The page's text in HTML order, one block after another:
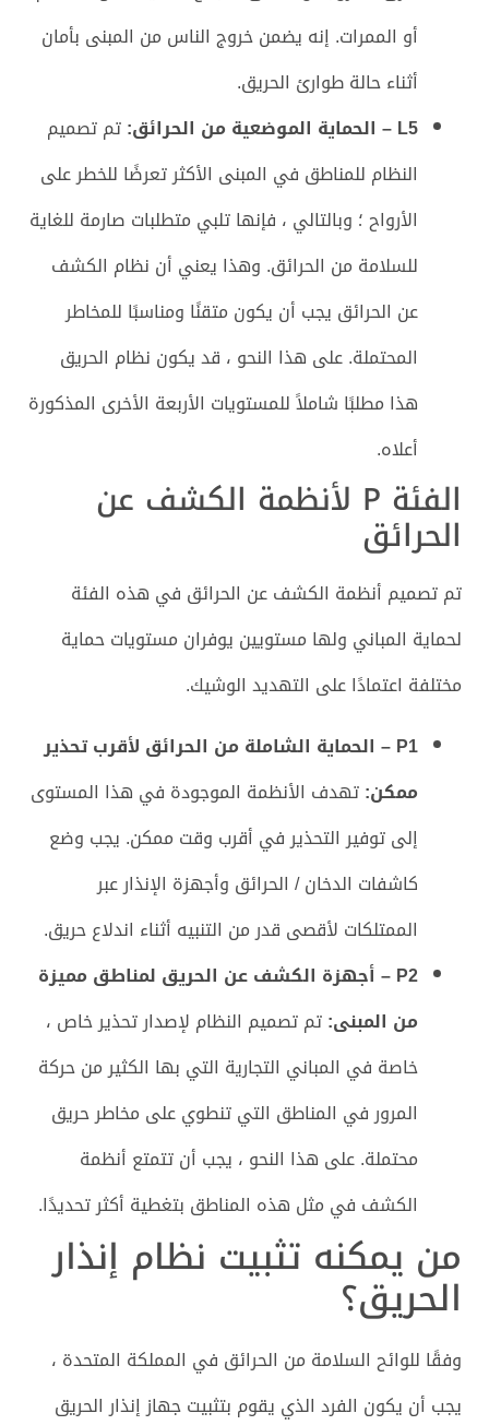
أو الممرات. إنه يضمن خروج الناس من المبنى بأمان
أثناء حالة طوارئ الحريق.
L5 – الحماية الموضعية من الحرائق:
تم تصميم
النظام للمناطق في المبنى الأكثر تعرضًا للخطر على
الأرواح ؛ وبالتالي ، فإنها تلبي متطلبات صارمة للغاية
للسلامة من الحرائق. وهذا يعني أن نظام الكشف
عن الحرائق يجب أن يكون متقنًا ومناسبًا للمخاطر
المحتملة. على هذا النحو ، قد يكون نظام الحريق
هذا مطلبًا شاملاً للمستويات الأربعة الأخرى المذكورة
أعلاه.
الفئة P لأنظمة الكشف عن
الحرائق
تم تصميم أنظمة الكشف عن الحرائق في هذه الفئة
لحماية المباني ولها مستويين يوفران مستويات حماية
مختلفة اعتمادًا على التهديد الوشيك.
P1 – الحماية الشاملة من الحرائق لأقرب تحذير
ممكن:تهدف الأنظمة الموجودة في هذا المستوى
إلى توفير التحذير في أقرب وقت ممكن. يجب وضع
كاشفات الدخان / الحرائق وأجهزة الإنذار عبر
الممتلكات لأقصى قدر من التنبيه أثناء اندلاع حريق.
P2 – أجهزة الكشف عن الحريق لمناطق مميزة
من المبنى:تم تصميم النظام لإصدار تحذير خاص ،
خاصة في المباني التجارية التي بها الكثير من حركة
المرور في المناطق التي تنطوي على مخاطر حريق
محتملة. على هذا النحو ، يجب أن تتمتع أنظمة
الكشف في مثل هذه المناطق بتغطية أكثر تحديدًا.
من يمكنه تثبيت نظام إنذار
الحريق؟
وفقًا للوائح السلامة من الحرائق في المملكة المتحدة ،
يجب أن يكون الفرد الذي يقوم بتثبيت جهاز إنذار الحريق